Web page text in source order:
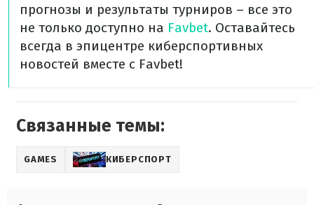
прогнозы и результаты турниров – все это
не только доступно на Favbet. Оставайтесь
всегда в эпицентре киберспортивных
новостей вместе с Favbet!
Связанные темы:
GAMES КИБЕРСПОРТ